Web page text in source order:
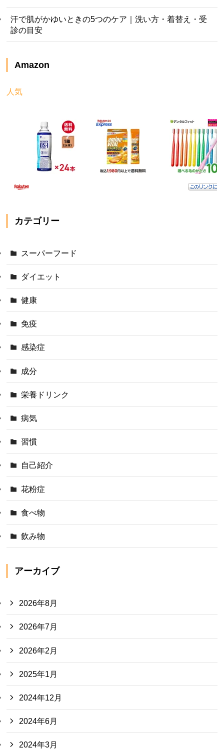
汗で肌がかゆいときの5つのケア｜洗い方・着替え・受
診の目安
Amazon
人気
カテゴリー
スーパーフード
ダイエット
健康
免疫
感染症
成分
栄養ドリンク
病気
習慣
自己紹介
花粉症
食べ物
飲み物
アーカイブ
2026年8月
2026年7月
2026年2月
2025年1月
2024年12月
2024年6月
2024年3月